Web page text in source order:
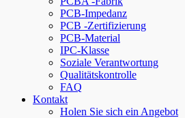
PCB-Impedanz
PCB -Zertifizierung
PCB-Material
IPC-Klasse
Soziale Verantwortung
Qualitätskontrolle
FAQ
Kontakt
Holen Sie sich ein Angebot